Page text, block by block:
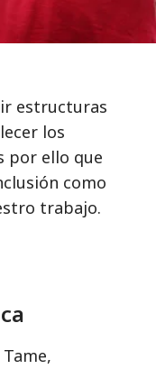
estructuras
los
por ello que
como
trabajo.